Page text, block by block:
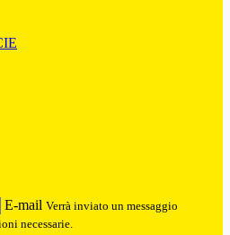
E-mail Verrà inviato un messaggio
necessarie.